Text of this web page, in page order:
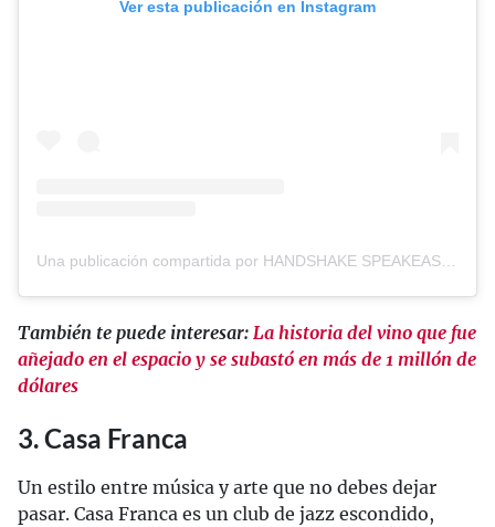
Ver esta publicación en Instagram
Una publicación compartida por HANDSHAKE SPEAKEASY (@handshake_bar)
También te puede interesar: La historia del vino que fue
añejado en el espacio y se subastó en más de 1 millón de
dólares
3. Casa Franca
Un estilo entre música y arte que no debes dejar
pasar. Casa Franca es un club de jazz escondido,